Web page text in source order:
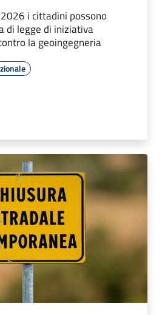
i cittadini possono
di legge di iniziativa
la geoingegneria